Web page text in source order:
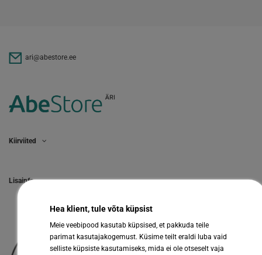
ari@abestore.ee
Kiirviited
Lisainfo
Hea klient, tule võta küpsist
Meie veebipood kasutab küpsised, et pakkuda teile
parimat kasutajakogemust. Küsime teilt eraldi luba vaid
selliste küpsiste kasutamiseks, mida ei ole otseselt vaja